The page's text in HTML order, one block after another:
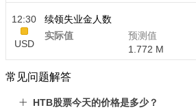
12:30
USD
续领失业金人数
实际值
预测值
1.772 M
常见问题解答
HTB股票今天的价格是多少？